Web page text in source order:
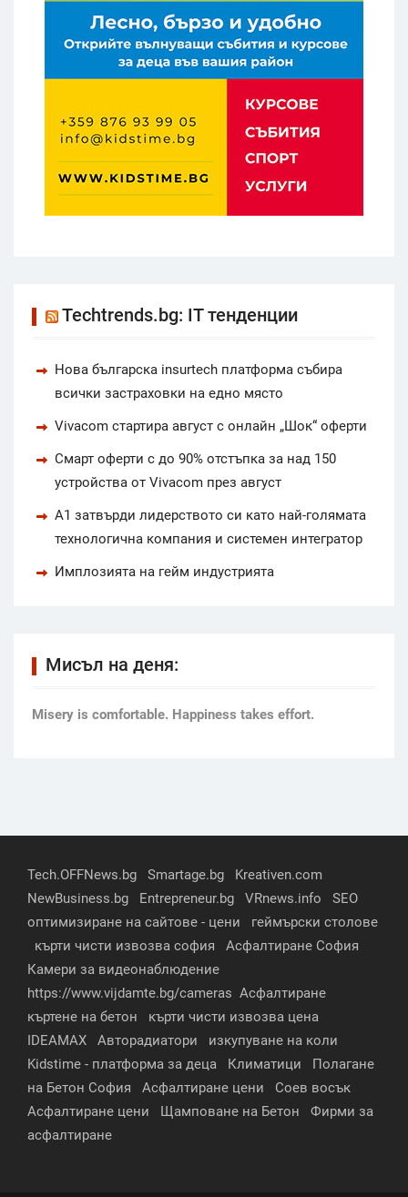
Techtrends.bg: IT тенденции
Нова българска insurtech платформа събира
всички застраховки на едно място
Vivacom стартира август с онлайн „Шок“ оферти
Смарт оферти с до 90% отстъпка за над 150
устройства от Vivacom през август
А1 затвърди лидерството си като най-голямата
технологична компания и системен интегратор
Имплозията на гейм индустрията
Мисъл на деня:
Мisery is comfortable. Happiness takes effort.
Tech.OFFNews.bg Smartage.bg
Kreativen.com
NewBusiness.bg
Entrepreneur.bg VRnews.info
SEO
оптимизиране на сайтове - цени
геймърски столове
кърти чисти извозва софия
Асфалтиране София
Камери за видеонаблюдение
https://www.vijdamte.bg/cameras Асфалтиране
къртене на бетон
кърти чисти извозва цена
IDEAMAX
Авторадиатори
изкупуване на коли
Kidstime - платформа за деца
Климатици
Полагане
на Бетон София
Асфалтиране цени
Соев восък
Асфалтиране цени
Щамповане на Бетон
Фирми за
асфалтиране